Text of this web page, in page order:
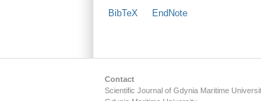
BibTeX
EndNote
Contact
Scientific Journal of Gdynia Maritime